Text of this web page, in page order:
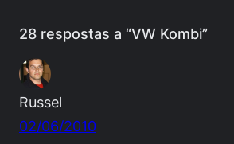
28 respostas a “VW Kombi”
Russel
02/06/2010